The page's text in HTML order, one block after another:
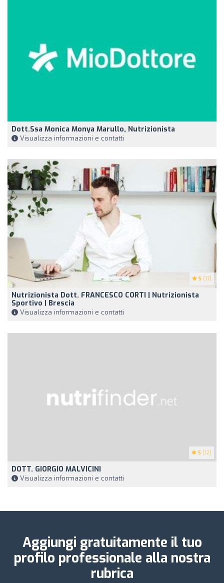
Dott.ssa Monica Monya Marullo, Nutrizionista
Visualizza informazioni e contatti
5 (17)
Nutrizionista Dott. FRANCESCO CORTI | Nutrizionista
Sportivo | Brescia
Visualizza informazioni e contatti
5 (12)
DOTT. GIORGIO MALVICINI
Visualizza informazioni e contatti
Aggiungi gratuitamente il tuo
profilo professionale alla nostra
rubrica